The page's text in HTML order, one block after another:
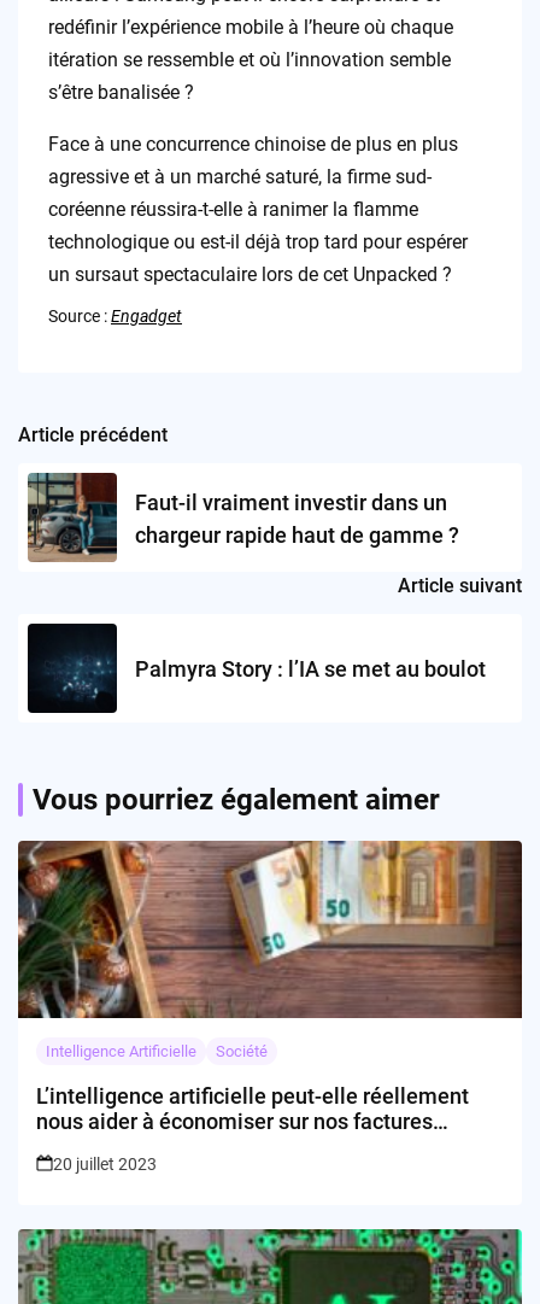
redéfinir l’expérience mobile à l’heure où chaque
itération se ressemble et où l’innovation semble
s’être banalisée ?
Face à une concurrence chinoise de plus en plus
agressive et à un marché saturé, la firme sud-
coréenne réussira-t-elle à ranimer la flamme
technologique ou est-il déjà trop tard pour espérer
un sursaut spectaculaire lors de cet Unpacked ?
Source :Engadget
Post
navigation
Article précédent
Faut-il vraiment investir dans un
chargeur rapide haut de gamme ?
Article suivant
Palmyra Story : l’IA se met au boulot
Vous pourriez également aimer
Intelligence Artificielle Société
L’intelligence artificielle peut-elle réellement
nous aider à économiser sur nos factures
20 juillet 2023